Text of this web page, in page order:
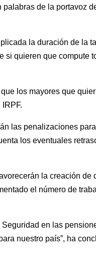
de la portavoz
la duración de la
si quieren que compute
los mayores que
las penalizaciones
los eventuales
la creación
el número de
en las
nuestro país”, ha